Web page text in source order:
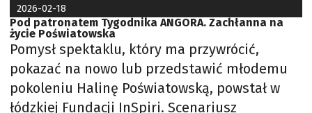
2026-02-18
Pod patronatem Tygodnika ANGORA. Zachłanna na
życie Poświatowska
Pomysł spektaklu, który ma przywrócić,
pokazać na nowo lub przedstawić młodemu
pokoleniu Halinę Poświatowską, powstał w
łódzkiej Fundacji InSpiri. Scenariusz